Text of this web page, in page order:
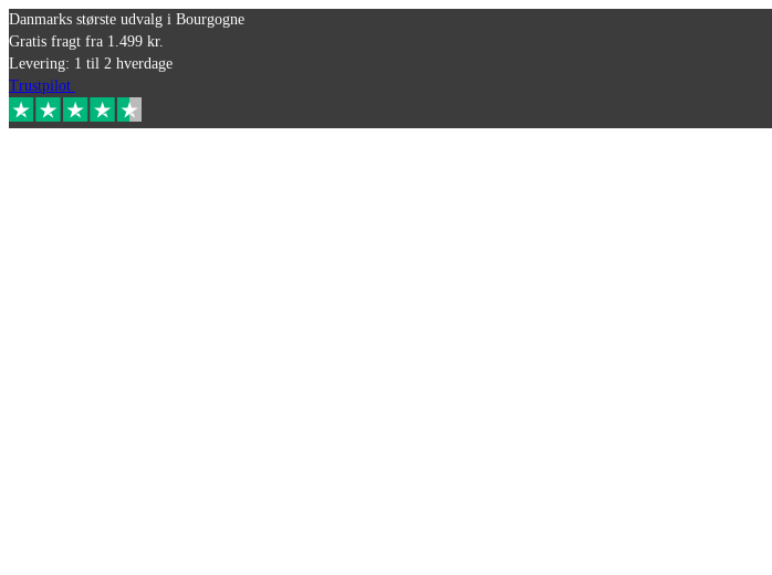
Danmarks største udvalg i Bourgogne
Gratis fragt fra 1.499 kr.
Levering: 1 til 2 hverdage
Trustpilot